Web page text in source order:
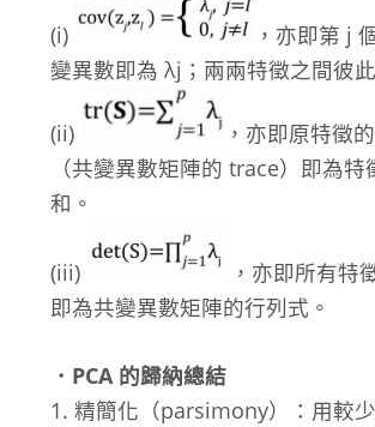
(i)
，亦即第 j
變異數即為 λj ；兩兩特徵之間彼
(ii)
，亦即原特徵
（共變異數矩陣的 trace）即為特
和。
(iii)
，亦即所有特
即為共變異數矩陣的行列式。
．PCA 的歸納總結
1. 精簡化（parsimony）：用較